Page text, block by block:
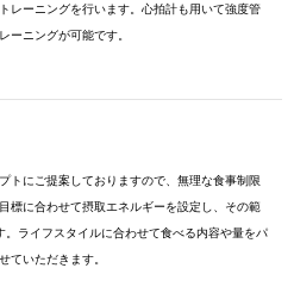
レーニングを行います。心拍計も用いて強度管
ーニングが可能です。
トにご提案しておりますので、無理な食事制限
標に合わせて摂取エネルギーを設定し、その範
ライフスタイルに合わせて食べる内容や量をパ
ていただきます。